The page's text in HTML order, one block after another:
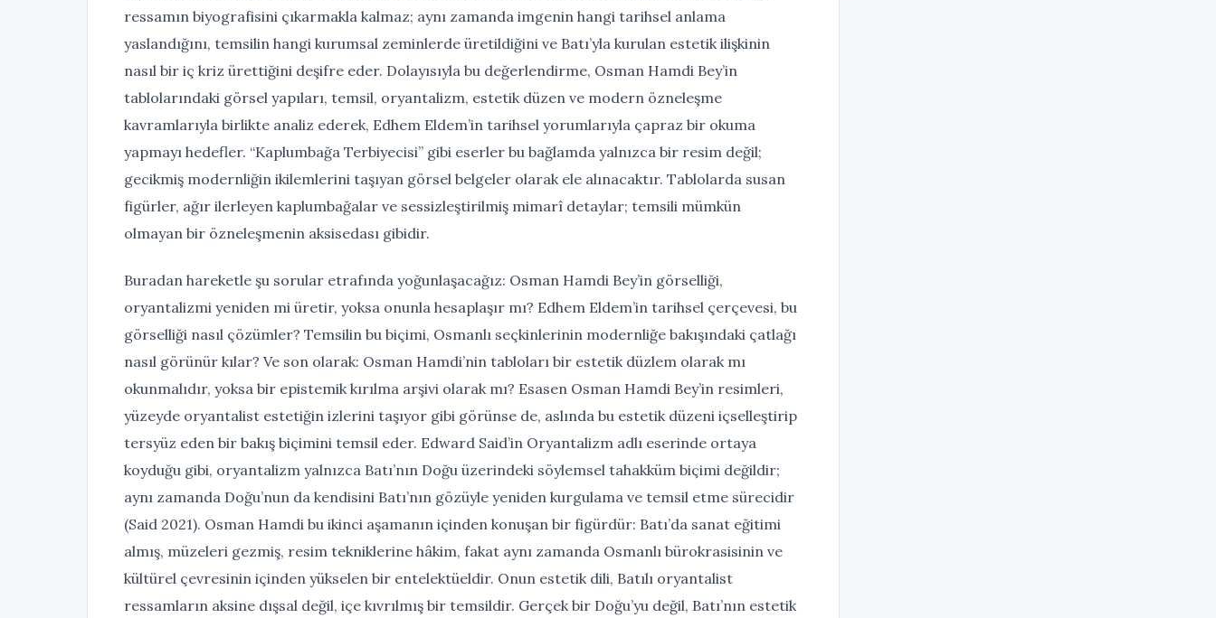
ressamın biyografisini çıkarmakla kalmaz; aynı zamanda imgenin hangi tarihsel anlama
yaslandığını, temsilin hangi kurumsal zeminlerde üretildiğini ve Batı’yla kurulan estetik ilişkinin
nasıl bir iç kriz ürettiğini deşifre eder. Dolayısıyla bu değerlendirme, Osman Hamdi Bey’in
tablolarındaki görsel yapıları, temsil, oryantalizm, estetik düzen ve modern özneleşme
kavramlarıyla birlikte analiz ederek, Edhem Eldem’in tarihsel yorumlarıyla çapraz bir okuma
yapmayı hedefler. “Kaplumbağa Terbiyecisi” gibi eserler bu bağlamda yalnızca bir resim değil;
gecikmiş modernliğin ikilemlerini taşıyan görsel belgeler olarak ele alınacaktır. Tablolarda susan
figürler, ağır ilerleyen kaplumbağalar ve sessizleştirilmiş mimarî detaylar; temsili mümkün
olmayan bir özneleşmenin aksisedası gibidir.
Buradan hareketle şu sorular etrafında yoğunlaşacağız: Osman Hamdi Bey’in görselliği,
oryantalizmi yeniden mi üretir, yoksa onunla hesaplaşır mı? Edhem Eldem’in tarihsel çerçevesi, bu
görselliği nasıl çözümler? Temsilin bu biçimi, Osmanlı seçkinlerinin modernliğe bakışındaki çatlağı
nasıl görünür kılar? Ve son olarak: Osman Hamdi’nin tabloları bir estetik düzlem olarak mı
okunmalıdır, yoksa bir epistemik kırılma arşivi olarak mı? Esasen Osman Hamdi Bey’in resimleri,
yüzeyde oryantalist estetiğin izlerini taşıyor gibi görünse de, aslında bu estetik düzeni içselleştirip
tersyüz eden bir bakış biçimini temsil eder. Edward Said’in Oryantalizm adlı eserinde ortaya
koyduğu gibi, oryantalizm yalnızca Batı’nın Doğu üzerindeki söylemsel tahakküm biçimi değildir;
aynı zamanda Doğu’nun da kendisini Batı’nın gözüyle yeniden kurgulama ve temsil etme sürecidir
(Said 2021). Osman Hamdi bu ikinci aşamanın içinden konuşan bir figürdür: Batı’da sanat eğitimi
almış, müzeleri gezmiş, resim tekniklerine hâkim, fakat aynı zamanda Osmanlı bürokrasisinin ve
kültürel çevresinin içinden yükselen bir entelektüeldir. Onun estetik dili, Batılı oryantalist
ressamların aksine dışsal değil, içe kıvrılmış bir temsildir. Gerçek bir Doğu’yu değil, Batı’nın estetik